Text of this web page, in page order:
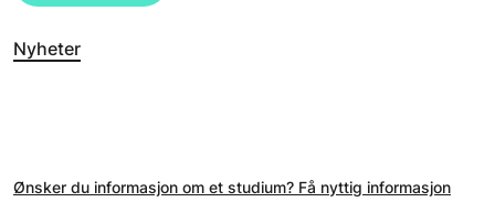
Nyheter
Ønsker du informasjon om et studium? Få nyttig informasjon